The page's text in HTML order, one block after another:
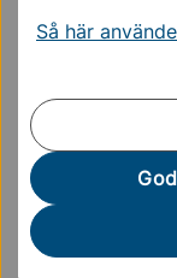
Så här
Biträdande
08 - 626 16 02